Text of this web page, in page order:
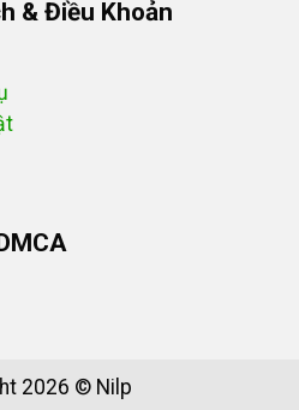
& Điều Khoản
2026 © Nilp